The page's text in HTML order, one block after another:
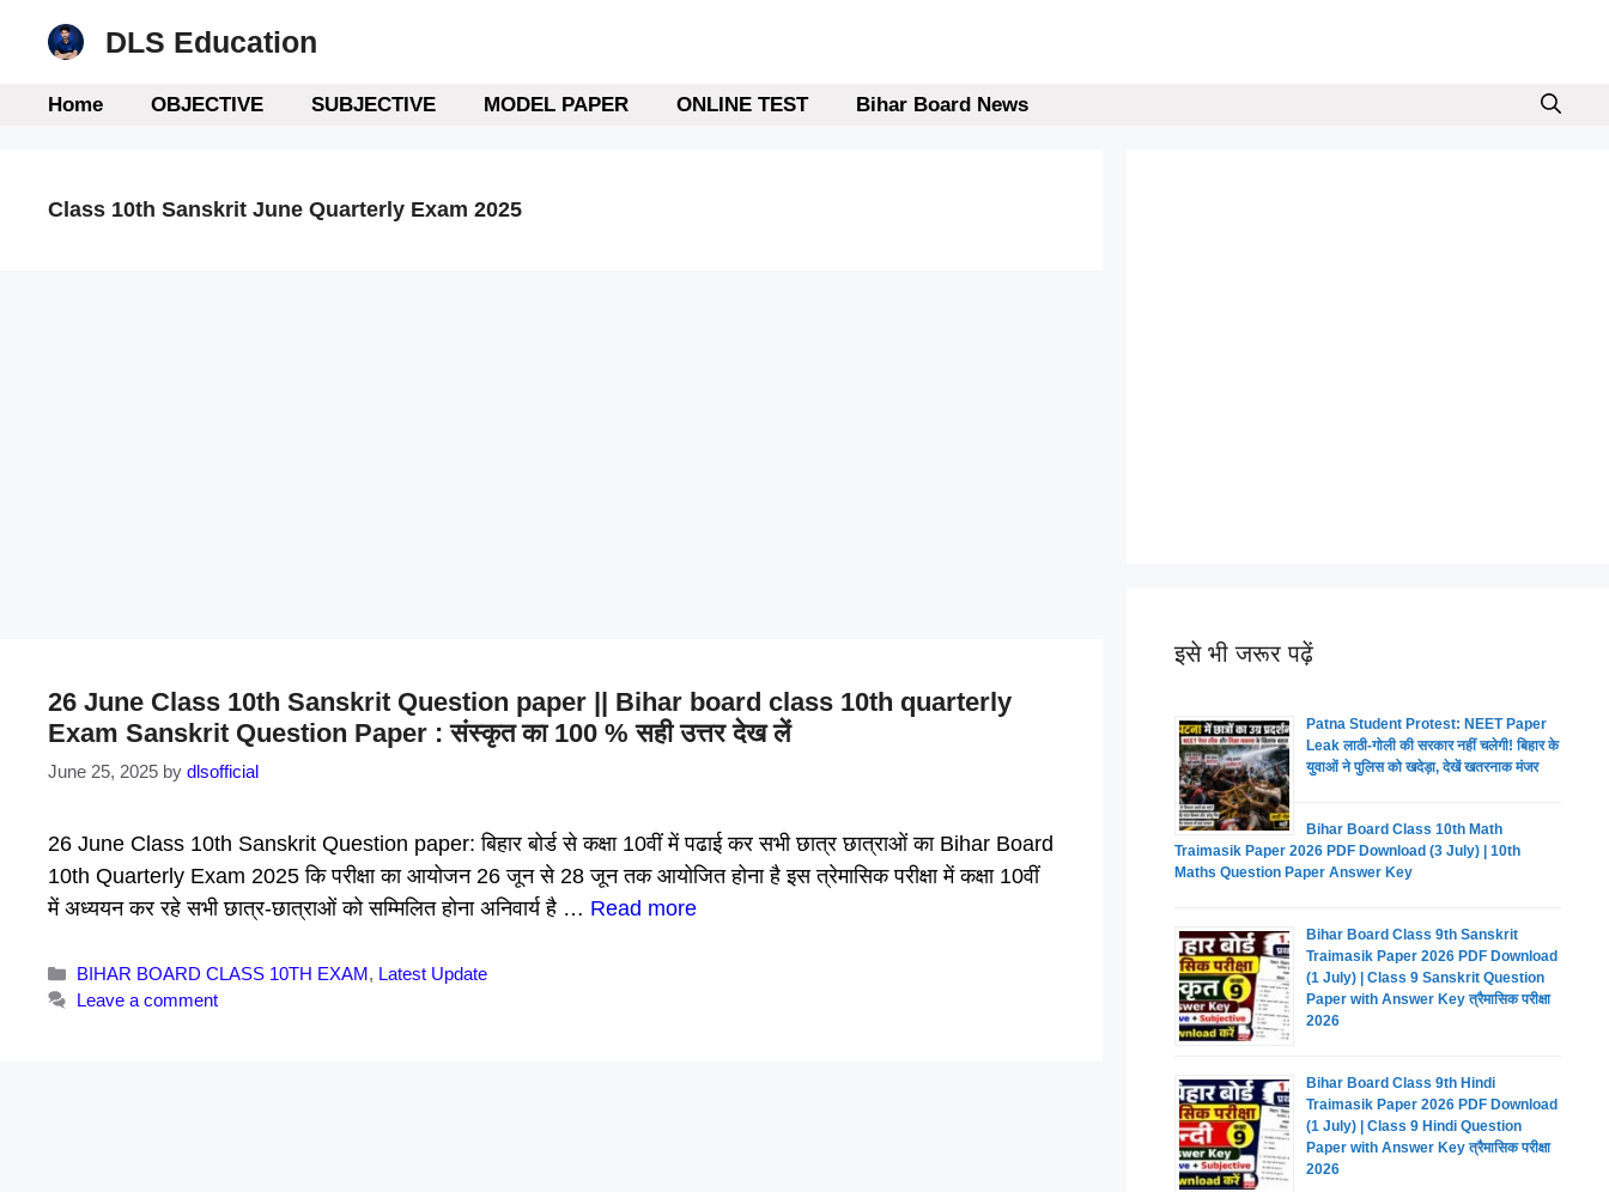
DLS Education
Home OBJECTIVE SUBJECTIVE MODEL PAPER ONLINE TEST Bihar Board News
Class 10th Sanskrit June Quarterly Exam 2025
26 June Class 10th Sanskrit Question paper || Bihar board class 10th quarterly
Exam Sanskrit Question Paper : संस्कृत का 100 % सही उत्तर देख लें
June 25, 2025 by dlsofficial
26 June Class 10th Sanskrit Question paper: बिहार बोर्ड से कक्षा 10वीं में पढाई कर सभी छात्र छात्राओं का Bihar Board
10th Quarterly Exam 2025 कि परीक्षा का आयोजन 26 जून से 28 जून तक आयोजित होना है इस त्रेमासिक परीक्षा में कक्षा 10वीं
में अध्ययन कर रहे सभी छात्र-छात्राओं को सम्मिलित होना अनिवार्य है … Read more
Categories
BIHAR BOARD CLASS 10TH EXAM, Latest Update
Leave a comment
इसे भी जरूर पढ़ें
Patna Student Protest: NEET Paper
Leak लाठी-गोली की सरकार नहीं चलेगी! बिहार के
युवाओं ने पुलिस को खदेड़ा, देखें खतरनाक मंजर
Bihar Board Class 10th Math
Traimasik Paper 2026 PDF Download (3 July) | 10th
Maths Question Paper Answer Key
Bihar Board Class 9th Sanskrit
Traimasik Paper 2026 PDF Download
(1 July) | Class 9 Sanskrit Question
Paper with Answer Key त्रैमासिक परीक्षा
2026
Bihar Board Class 9th Hindi
Traimasik Paper 2026 PDF Download
(1 July) | Class 9 Hindi Question
Paper with Answer Key त्रैमासिक परीक्षा
2026